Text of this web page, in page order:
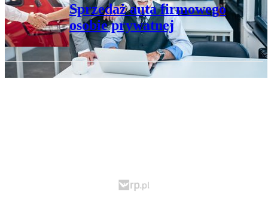
Sprzedaż auta firmowego
osobie prywatnej